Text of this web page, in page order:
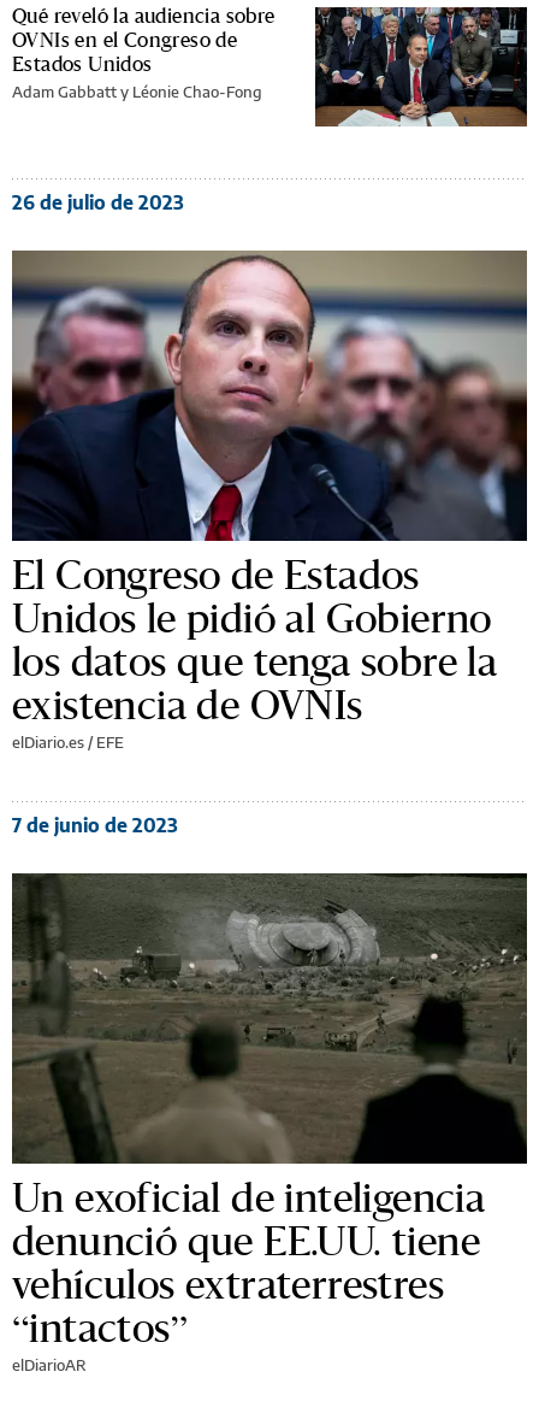
Qué reveló la audiencia sobre
OVNIs en el Congreso de
Estados Unidos
Adam Gabbatt y Léonie Chao-Fong
26 de julio de 2023
El Congreso de Estados
Unidos le pidió al Gobierno
los datos que tenga sobre la
existencia de OVNIs
elDiario.es / EFE
7 de junio de 2023
Un exoficial de inteligencia
denunció que EE.UU. tiene
vehículos extraterrestres
“intactos”
elDiarioAR